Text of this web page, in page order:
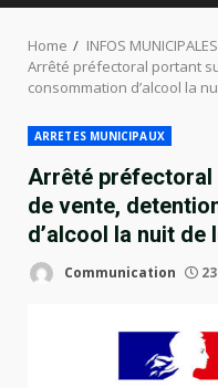
Home INFOS MUNICIPALES
Arrêté préfectoral portant
consommation d’alcool la
ARRETES MUNICIPAUX
Arrêté préfectoral
de vente,
d’alcool la nuit de
Communication